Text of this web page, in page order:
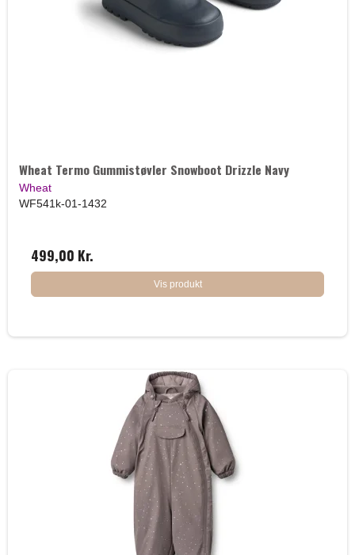
Wheat Termo Gummistøvler Snowboot Drizzle Navy
Wheat
WF541k-01-1432
499,00 Kr.
Vis produkt